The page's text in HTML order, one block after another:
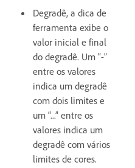
Degradê, a dica de
ferramenta exibe o
valor inicial e final
do degradê. Um “-”
entre os valores
indica um degradê
com dois limites e
um “...” entre os
valores indica um
degradê com vários
limites de cores.